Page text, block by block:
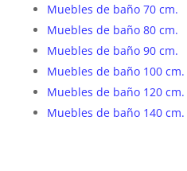
Muebles de baño 70 cm.
Muebles de baño 80 cm.
Muebles de baño 90 cm.
Muebles de baño 100 cm.
Muebles de baño 120 cm.
Muebles de baño 140 cm.